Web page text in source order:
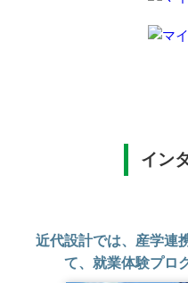
イン
近代設計では、産学連
て、就業体験プロ